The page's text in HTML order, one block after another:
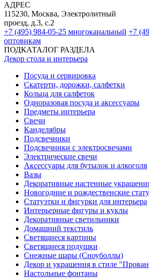
АДРЕС
115230, Москва, Электролитный
проезд, д.3, с.2
+7 (495) 984-05-25 многоканальный +7
оптовикам
ПОДКАТАЛОГ РАЗДЕЛА
Декор стола и интерьера
Посуда и сервировка
Скатерти, дорожки, салфетки
Кольца для салфеток
Одноразовая посуда и аксессуары
Предметы интерьера
Свечи
Канделябры
Подсвечники
Подсвечники с электросвечами
Электрические свечи
Аксессуары для бутылок и алкоголя
Вазы
Декоративные настенные
Новогодние и рождественские
Статуэтки и фигурки для интерьера
Интерьерные фигуры и куклы
Декоративные светильники
Домашний текстиль
Светящиеся картины
Светящиеся подушки
Снежные шары (Сноуболлы)
Декор и украшения в стиле
Настольные фонтаны